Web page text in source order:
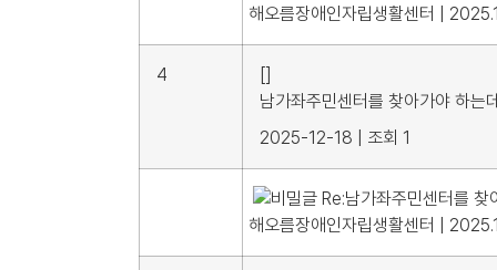
해오름장애인자립생활센터
4
[]
남가좌주민센터를 찾아가야 하는
2025-12-18
조회 1
Re:남가좌주민센터를 찾
해오름장애인자립생활센터